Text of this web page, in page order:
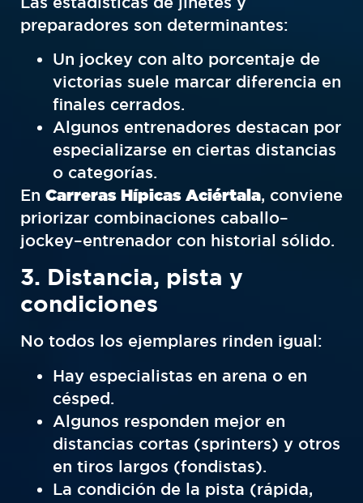
preparadores son determinantes:
Un jockey con alto porcentaje de
victorias suele marcar diferencia en
finales cerrados.
Algunos entrenadores destacan por
especializarse en ciertas distancias
o categorías.
En Carreras Hípicas Aciértala, conviene
priorizar combinaciones caballo–
jockey–entrenador con historial sólido.
3. Distancia, pista y
condiciones
No todos los ejemplares rinden igual:
Hay especialistas en arena o en
césped.
Algunos responden mejor en
distancias cortas (sprinters) y otros
en tiros largos (fondistas).
La condición de la pista (rápida,